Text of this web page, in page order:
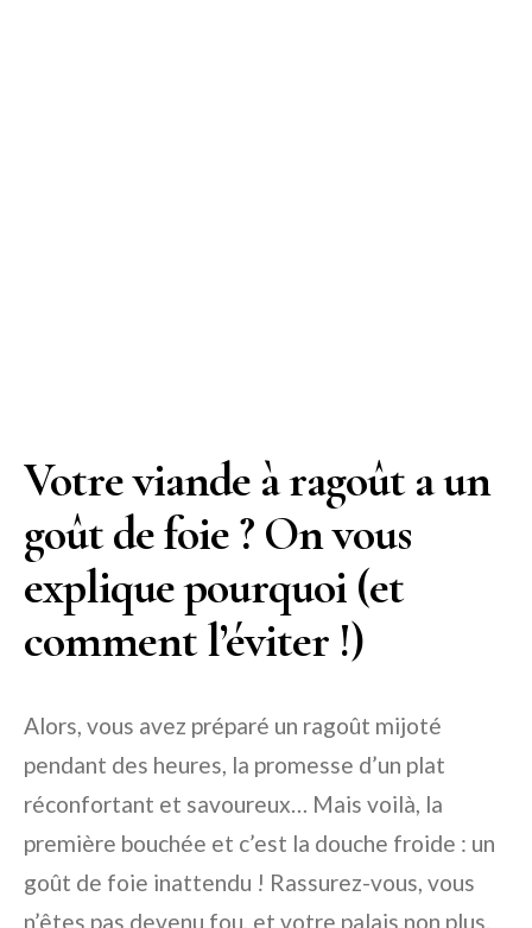
Votre viande à ragoût a un
goût de foie ? On vous
explique pourquoi (et
comment l’éviter !)
Alors, vous avez préparé un ragoût mijoté
pendant des heures, la promesse d’un plat
réconfortant et savoureux… Mais voilà, la
première bouchée et c’est la douche froide : un
goût de foie inattendu ! Rassurez-vous, vous
n’êtes pas devenu fou, et votre palais non plus.